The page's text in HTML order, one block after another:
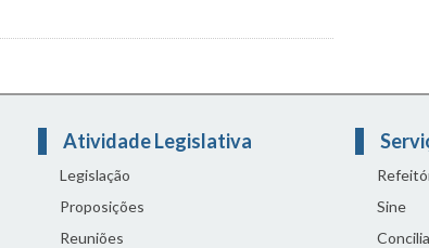
Atividade Legislativa
Legislação
Proposições
Reuniões
Sine